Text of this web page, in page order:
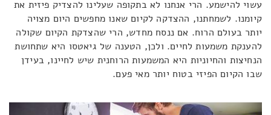
עשוי להישמע. הרי אנחנו לא בתקופה שעלינו להצדיק פיזית את
קיומנו. לשמחתנו, ההצדקה לקיום שאנו מחפשים היום מצויה
יותר בעולם הרוח. אם ננסח מחדש, הרי שהצדקת הקיום שקולה
להענקת משמעות לחיים. ולכן, הטענה של גיאטסו היא שתחושת
הנחיצות והחיוניות היא המשמעות הרוחנית שיש לחיינו, בעידן
שבו הקיום הפיזי בטוח יותר מאי פעם.